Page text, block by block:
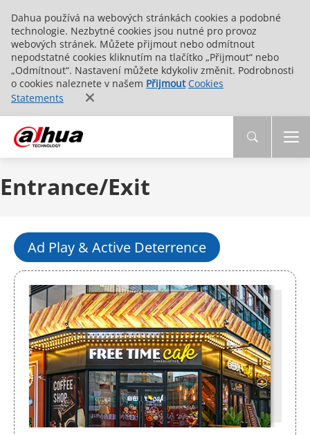
Dahua používá na webových stránkách cookies a podobné
technologie. Nezbytné cookies jsou nutné pro provoz
webových stránek. Můžete přijmout nebo odmítnout
nepodstatné cookies kliknutím na tlačítko „Přijmout“ nebo
„Odmítnout“. Nastavení můžete kdykoliv změnit. Podrobnosti
o cookies naleznete v našem Přijmout Cookies
Statements
Entrance/Exit
Ad Play & Active Deterrence